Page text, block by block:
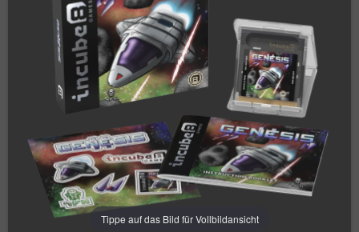
Tippe auf das Bild für Vollbildansicht